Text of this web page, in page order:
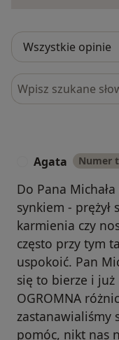
Szukaj w opiniach
Agata Numer
Do Pana
synkiem - prężył
karmienia czy
często przy tym
uspokoić. Pan
się to bierze i już
OGROMNA
zastanawialiśmy
pomóc, nikt nas